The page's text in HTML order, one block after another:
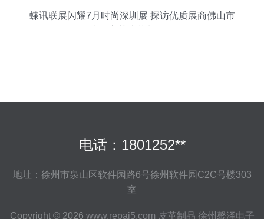
蝶讯联展闪耀7月时尚深圳展 探访优质展商佛山市
电话：1801252**
地址：徐州市泉山区软件园路6号徐州软件园C2C号楼303
室
Copyright © 2026 www.repai5.com 皮革制品 徐州馨泽电子